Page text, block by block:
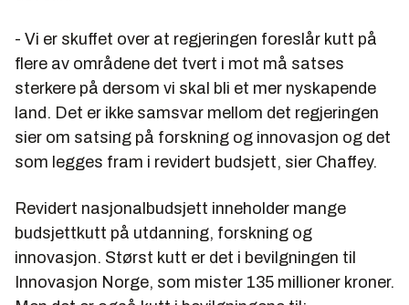
- Vi er skuffet over at regjeringen foreslår kutt på
flere av områdene det tvert i mot må satses
sterkere på dersom vi skal bli et mer nyskapende
land. Det er ikke samsvar mellom det regjeringen
sier om satsing på forskning og innovasjon og det
som legges fram i revidert budsjett, sier Chaffey.
Revidert nasjonalbudsjett inneholder mange
budsjettkutt på utdanning, forskning og
innovasjon. Størst kutt er det i bevilgningen til
Innovasjon Norge, som mister 135 millioner kroner.